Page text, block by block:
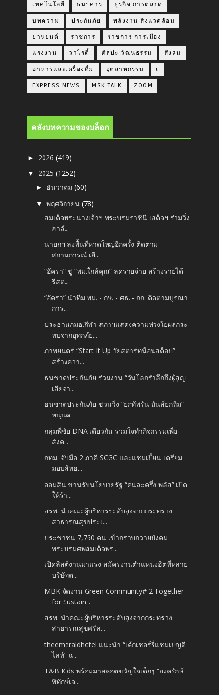
เทคโนโลยี ธนาคาร ธุรกิจ การตลาด
บทความ ประกันภัย พลังงาน สิ่งแวดล้อม
ยานยนต์ ราชการ ราชการ การเมือง
แรงงาน วาไรตี้ ศิลปะ วัฒนธรรม สังคม
อาหารและเครื่องดื่ม อุตสาหกรรม เ
EXPRESS NEWS MSK TALK ZOOM
คลังบทความของบล็อก
► 2026(419)
▼ 2025(1252)
► ธันวาคม(60)
▼พฤศจิกายน(78)
สมเด็จพระนางเจ้าฯ พระบรมราชินี เสด็จฯ ร่วมวิ่ง
ฮาล์...
นายกฯ ลงพื้นที่หาดใหญ่อีกครั้ง ติดตาม
สถานการณ์ เยี...
“อัครา” ชู “พม.ใกล้คุณ” ลดรายจ่าย สร้างรายได้
รีสต...
“อัครา” นำทีม พม. - กษ. - ศธ. - กก. ติดตามบูรณา
การ...
ประธานกมธ.กีฬา สภาฯแสดงความห่วงใยผลกระ
ทบจากอุทกภัย...
ภาพยนตร์ “Start It Up วัยสตาร์ทน็อนสต็อป”
สร้างควา...
ธนชาตประกันภัย ร่วมงาน “วันโลกรำลึกถึงผู้สูญ
เสียจา...
ธนชาตประกันภัย ชวนวิ่ง “ยกทัพรัน มันส์ยกทีม”
หนุนค...
กลุ่มพี่ชัย DNA เดียวกัน ร่วมใจทำกิจกรรมเพื่อ
สังค...
กทม. จับมือ 2 ภาคี SCGC และแชมเปี้ยน เตรียม
มอบสิทธ...
ออมสิน ขานรับนโยบายรัฐ “คนละครึ่ง พลัส” เปิด
ให้ร้า...
สรพ. นำคณะผู้บริหารระดับสูงจากกระทรวง
สาธารณสุขประเ...
ประชาชน 7,760 คน เข้ากราบถวายบังคม
พระบรมศพสมเด็จพร...
เปิดลิสต์งานมาแรง สมัครงานตำแหน่งฮิตที่หลาย
บริษัทต...
MBK จัดงาน Green Community# 2 Together
for Sustain...
สรพ. นำคณะผู้บริหารระดับสูงจากกระทรวง
สาธารณสุขศรีล...
theemeraldhotel แนะนำ “เค้กเชอร์รี่แชมเปญดี
ไลท์” ฉ...
T&B Kids พร้อมมาสคอตขวัญใจเด็กๆ “องครักษ์
พิทักษ์เจ...